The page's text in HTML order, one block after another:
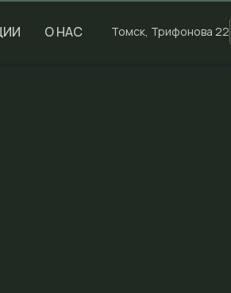
О НАС Томск, Трифонова 22